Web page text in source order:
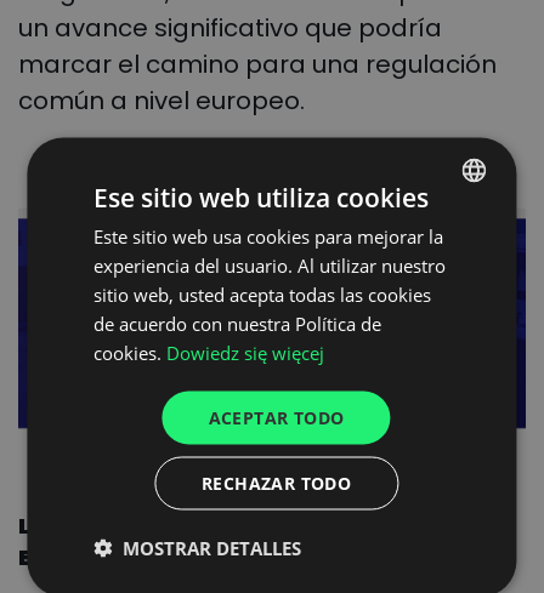
un avance significativo que podría
marcar el camino para una regulación
común a nivel europeo.
La necesidad de extender el modelo a
Europa
POLISH
ENGLISH
FRENCH
Ese sitio web utiliza cookies
Este sitio web usa cookies para mejorar la
experiencia del usuario. Al utilizar nuestro
sitio web, usted acepta todas las cookies
de acuerdo con nuestra Política de
cookies. Dowiedz się więcej
ACEPTAR TODO
RECHAZAR TODO
MOSTRAR DETALLES